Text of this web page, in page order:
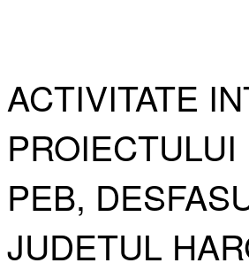
ACTIVITATE
PEB,
JUDETUL